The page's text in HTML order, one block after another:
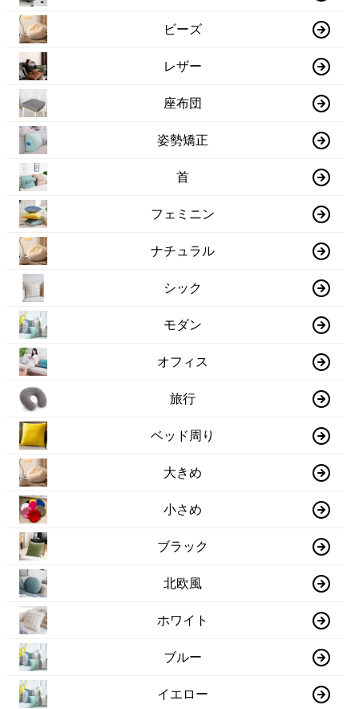
ビーズ
レザー
座布団
姿勢矯正
首
フェミニン
ナチュラル
シック
モダン
オフィス
旅行
ベッド周り
大きめ
小さめ
ブラック
北欧風
ホワイト
ブルー
イエロー